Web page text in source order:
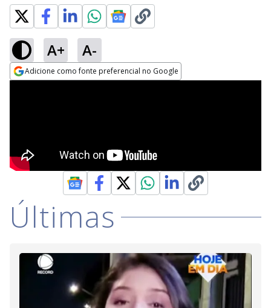
A+ A-
Adicione como fonte preferencial no Google
Últimas